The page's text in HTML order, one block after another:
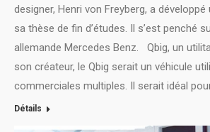
designer, Henri von Freyberg, a
sa thèse de fin d’études. Il s’est penché
allemande Mercedes Benz. Qbig, un
son créateur, le Qbig serait un véhicule
commerciales multiples. Il serait idéal
Détails